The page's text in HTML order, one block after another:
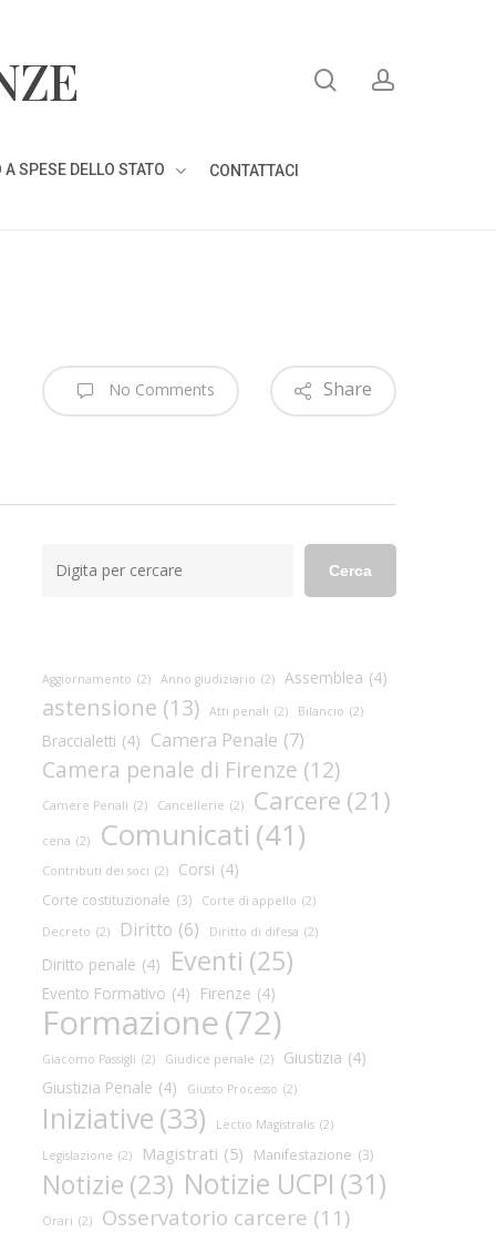
SPESE DELLO STATO CONTATTACI
No Comments Share
Cerca
Aggiornamento (2) Anno giudiziario (2) Assemblea (4)
astensione (13) Atti penali (2) Bilancio (2)
Braccialetti (4) Camera Penale (7)
Camera penale di Firenze (12)
Camere Penali (2) Cancellerie (2) Carcere (21)
cena (2) Comunicati (41)
Contributi dei soci (2) Corsi (4)
Corte costituzionale (3) Corte di appello (2)
Decreto (2) Diritto (6) Diritto di difesa (2)
Diritto penale (4) Eventi (25)
Evento Formativo (4) Firenze (4)
Formazione(72)
Giacomo Passigli (2) Giudice penale (2) Giustizia (4)
Giustizia Penale (4) Giusto Processo (2)
Iniziative (33) Lectio Magistralis (2)
Legislazione (2) Magistrati (5) Manifestazione (3)
Notizie (23) Notizie UCPI (31)
Orari (2) Osservatorio carcere (11)